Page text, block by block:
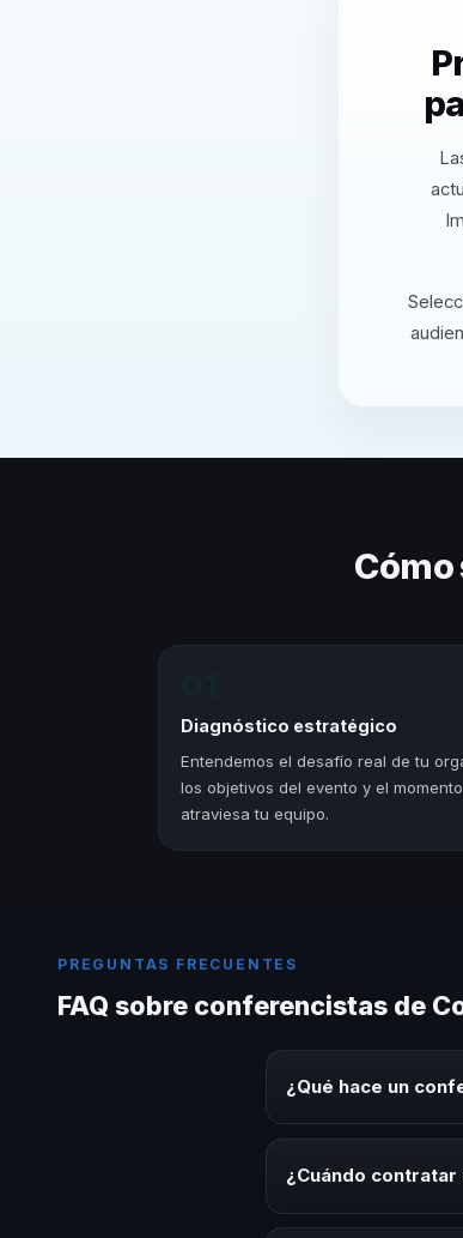
Diagnóstico estratégico
Entendemos el desafío real de tu
los objetivos del evento y el
atraviesa tu equipo.
PREGUNTAS FRECUENTES
FAQ sobre conferencistas de
¿Qué hace un
herramientas
¿Cuándo